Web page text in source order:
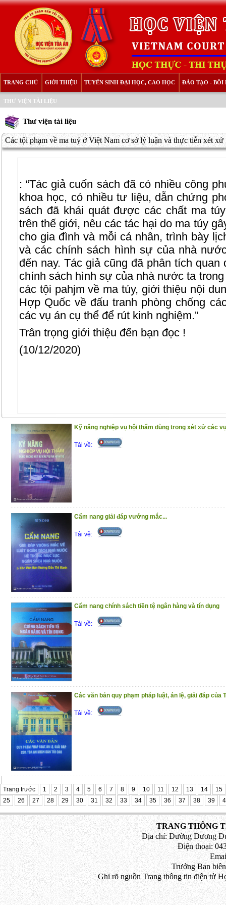
TRANG CHỦ GIỚI THIỆU TUYỂN SINH ĐẠI HỌC, CAO HỌC ĐÀO TẠO - BỒI
THƯ VIỆN TÀI LIỆU
Thư viện tài liệu
Các tội phạm về ma tuý ở Việt Nam cơ sở lý luận và thực tiễn xét xử
: “Tác giả cuốn sách đã có nhiều công
khoa học, có nhiều tư liệu, dẫn chứng
sách đã khái quát được các chất ma
trên thế giới, nêu các tác hại do ma túy
cho gia đình và mỗi cá nhân, trình bày
và các chính sách hình sự của nhà
đến nay. Tác giả cũng đã phân tích
chính sách hình sự của nhà nước ta
các tội pahjm về ma túy, giới thiệu nội
Hợp Quốc về đấu tranh phòng chống
các vụ án cụ thể để rút kinh nghiệm.”
Trân trọng giới thiệu đến bạn đọc !
(10/12/2020)
Kỹ năng nghiệp vụ hội thẩm dùng trong xét xử các
Tải về:
Cẩm nang giải đáp vướng mắc...
Tải về:
Cẩm nang chính sách tiền tệ ngân hàng và tín dụng
Tải về:
Các văn bản quy phạm pháp luật, án lệ, giải đáp của
Tải về:
Trang trước 1 2 3 4 5 6 7 8 9 10 11 12 13 14
15
25
26 27 28 29 30 31 32 33 34 35 36 37 38 39
TRANG THÔNG
Địa chỉ: Đường Dương
Điện thoại:
Trưởng Ban
Ghi rõ nguồn Trang thông tin điện tử